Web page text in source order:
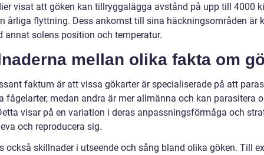
visat att göken kan tillryggalägga avstånd på upp till 4000
årliga flyttning. Dess ankomst till sina häckningsområden är
annat solens position och temperatur.
mellan olika fakta om
faktum är att vissa gökarter är specialiserade på att
fågelarter, medan andra är mer allmänna och kan parasitera
visar på en variation i deras anpassningsförmåga och
och reproducera sig.
också skillnader i utseende och sång bland olika göken. Till